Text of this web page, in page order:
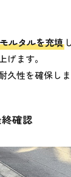
ルタルを充填
げます。
久性を確保しま
確認